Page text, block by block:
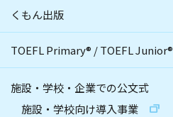
くもん出版
TOEFL Primary® /TOEFL Junior®
施設・学校・企業での公文式
施設・学校向け導入事業